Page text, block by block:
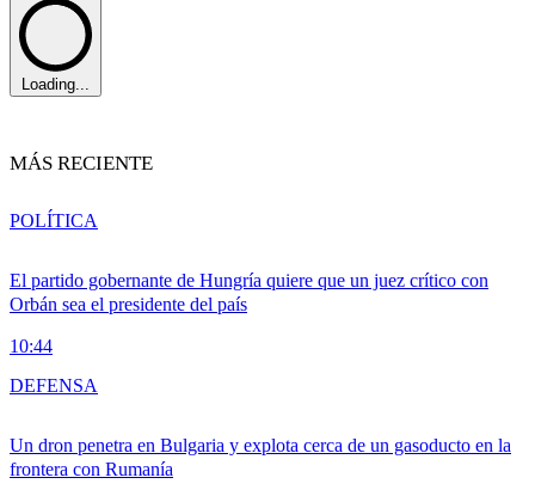
Loading...
MÁS RECIENTE
El partido gobernante de Hungría quiere que un juez crítico con
Orbán sea el presidente del país
10:44
POLÍTICA
Un dron penetra en Bulgaria y explota cerca de un gasoducto en la
frontera con Rumanía
DEFENSA